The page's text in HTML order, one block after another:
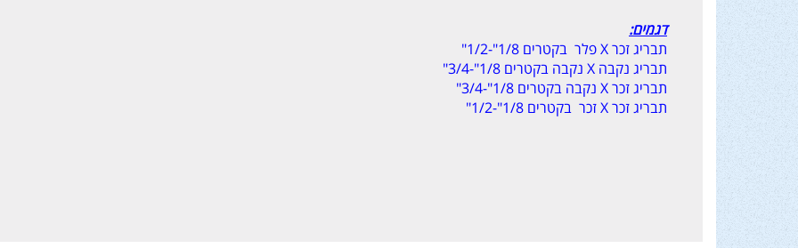
דגמים:
תבריג זכר X פלר בקטרים 1/8"-1/2"
תבריג נקבה X נקבה בקטרים 1/8"-3/4"
תבריג זכר X נקבה בקטרים 1/8"-3/4"
תבריג זכר X זכר בקטרים 1/8"-1/2"